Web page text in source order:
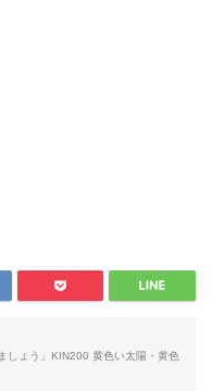
しょう」KIN200 黄色い太陽・黄色